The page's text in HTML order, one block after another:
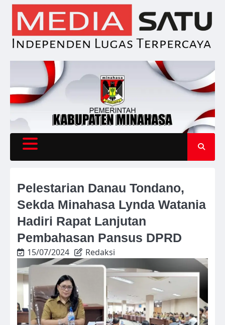
Skip
content
Pelestarian Danau Tondano,
Sekda Minahasa Lynda Watania
Hadiri Rapat Lanjutan
Pembahasan Pansus DPRD
15/07/2024 Redaksi